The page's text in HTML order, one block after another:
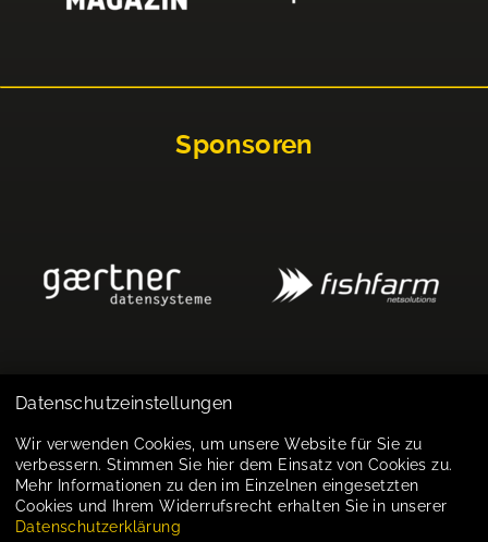
Sponsoren
Impressum
Datenschutz
Cookie-Einstellungen
Datenschutzeinstellungen
Wir verwenden Cookies, um unsere Website für Sie zu
verbessern. Stimmen Sie hier dem Einsatz von Cookies zu.
Mehr Informationen zu den im Einzelnen eingesetzten
Cookies und Ihrem Widerrufsrecht erhalten Sie in unserer
Datenschutzerklärung